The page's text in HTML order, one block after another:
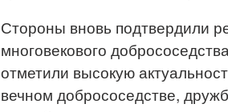
Стороны вновь подтвердили
многовекового
отметили высокую
вечном добрососедстве,